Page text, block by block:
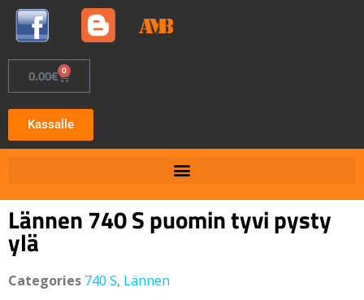
0.00€ 0
Kassalle
Lännen 740 S puomin tyvi pysty
ylä
Categories 740 S, Lännen